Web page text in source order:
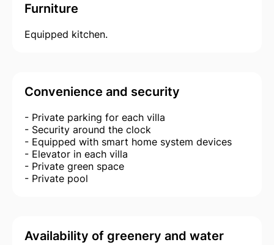
Furniture
Equipped kitchen.
Convenience and security
- Private parking for each villa
- Security around the clock
- Equipped with smart home system devices
- Elevator in each villa
- Private green space
- Private pool
Availability of greenery and water